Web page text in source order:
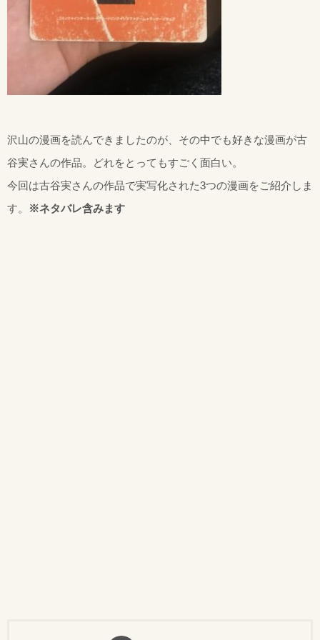
沢山の漫画を読んできましたのが、その中でも好きな漫画が古
谷実さんの作品。どれをとってもすごく面白い。
今回は古谷実さんの作品で実写化された3つの漫画をご紹介しま
す。
※ネタバレ含みます